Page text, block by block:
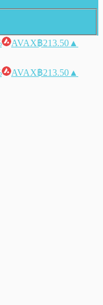
AVAX฿213.50 ▲
AVAX฿213.50 ▲